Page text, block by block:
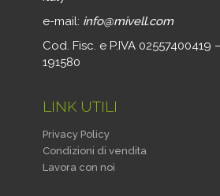
e-mail: info@mivell.com
Cod. Fisc. e P.IVA 02557400419
191580
LINK UTILI
Privacy Policy
Condizioni di vendita
Lavora con noi